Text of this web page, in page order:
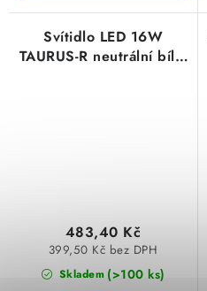
Svítidlo LED 16W
TAURUS-R neutrální bílá,
Skladem (>100 ks)
399,50 Kč bez DPH
483,40 Kč